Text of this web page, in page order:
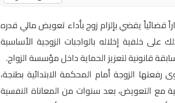
قضائياً يقضي بإلزام زوج بأداء تعويض مالي قدره
على خلفية إخلاله بالواجبات الزوجية الأساسية
قانونية لتعزيز الحماية داخل مؤسسة الزواج.
الزوجة أمام المحكمة الابتدائية بطنجة،
مع التعويض، بعد سنوات من المعاناة النفسية